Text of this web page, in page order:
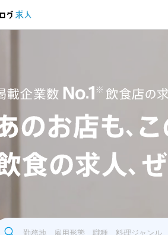
勤務地、雇用形態、職種、料理ジャンル